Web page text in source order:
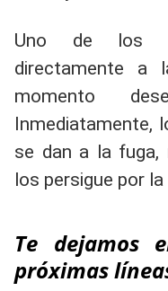
Uno de los
directamente a
momento
Inmediatamente,
se dan a la fuga,
los persigue por la
Te dejamos
próximas